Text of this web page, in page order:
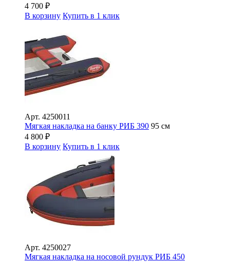
4 700 ₽
В корзину Купить в 1 клик
Арт. 4250011
Мягкая накладка на банку РИБ 390 95 см
4 800 ₽
В корзину Купить в 1 клик
Арт. 4250027
Мягкая накладка на носовой рундук РИБ 450